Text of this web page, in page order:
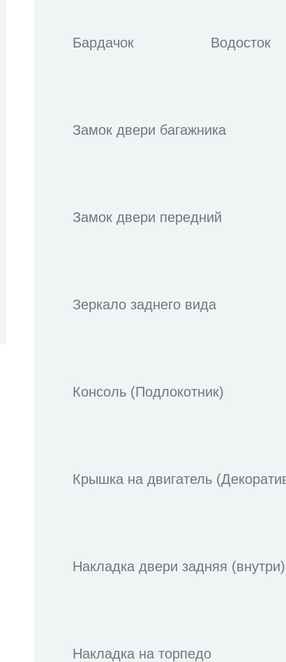
Бардачок Водосток
Замок двери багажника
Замок двери передний
Зеркало заднего вида
Консоль (Подлокотник)
Крышка на двигатель
Накладка двери задняя (внутри)
Накладка на торпедо